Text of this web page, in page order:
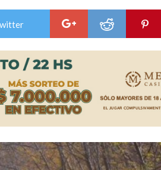
con agenda confirmada y planteles renovados